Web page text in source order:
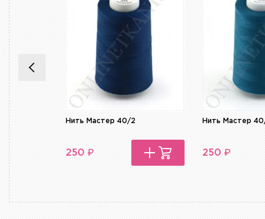
Нить Мастер 40/2
250 ₽
Нить Мастер
250 ₽